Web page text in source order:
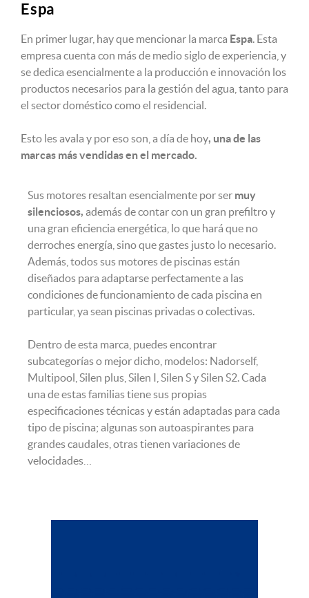
Espa
En primer lugar, hay que mencionar la marca Espa. Esta
empresa cuenta con más de medio siglo de experiencia, y
se dedica esencialmente a la producción e innovación los
productos necesarios para la gestión del agua, tanto para
el sector doméstico como el residencial.
Esto les avala y por eso son, a día de hoy, una de las
marcas más vendidas en el mercado.
Sus motores resaltan esencialmente por ser muy
silenciosos, además de contar con un gran prefiltro y
una gran eficiencia energética, lo que hará que no
derroches energía, sino que gastes justo lo necesario.
Además, todos sus motores de piscinas están
diseñados para adaptarse perfectamente a las
condiciones de funcionamiento de cada piscina en
particular, ya sean piscinas privadas o colectivas.
Dentro de esta marca, puedes encontrar
subcategorías o mejor dicho, modelos: Nadorself,
Multipool, Silen plus, Silen I, Silen S y Silen S2. Cada
una de estas familias tiene sus propias
especificaciones técnicas y están adaptadas para cada
tipo de piscina; algunas son autoaspirantes para
grandes caudales, otras tienen variaciones de
velocidades…